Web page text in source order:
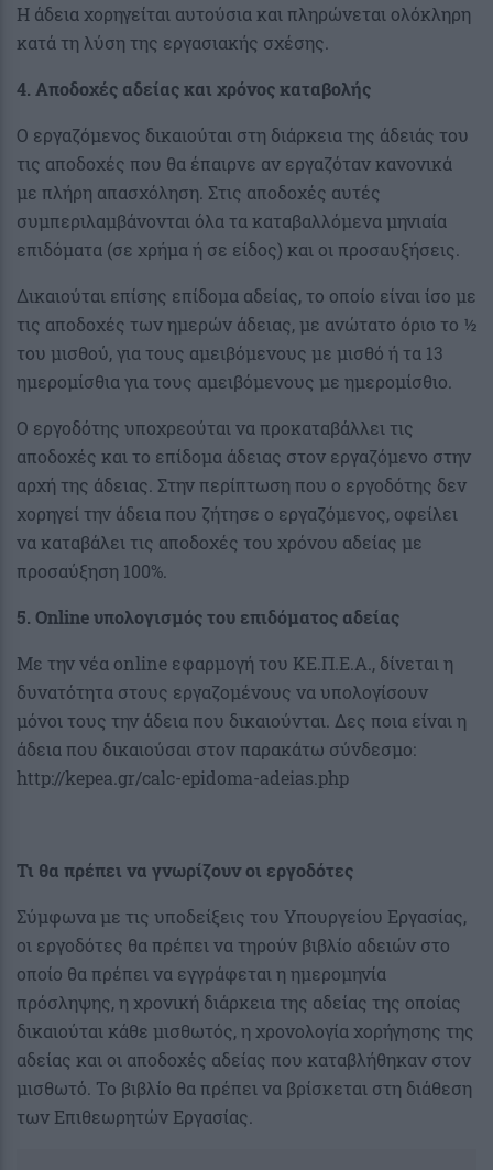
Η άδεια χορηγείται αυτούσια και πληρώνεται ολόκληρη
κατά τη λύση της εργασιακής σχέσης.
4. Αποδοχές αδείας και χρόνος καταβολής
Ο εργαζόμενος δικαιούται στη διάρκεια της άδειάς του
τις αποδοχές που θα έπαιρνε αν εργαζόταν κανονικά
με πλήρη απασχόληση. Στις αποδοχές αυτές
συμπεριλαμβάνονται όλα τα καταβαλλόμενα μηνιαία
επιδόματα (σε χρήμα ή σε είδος) και οι προσαυξήσεις.
Δικαιούται επίσης επίδομα αδείας, το οποίο είναι ίσο με
τις αποδοχές των ημερών άδειας, με ανώτατο όριο το ½
του μισθού, για τους αμειβόμενους με μισθό ή τα 13
ημερομίσθια για τους αμειβόμενους με ημερομίσθιο.
Ο εργοδότης υποχρεούται να προκαταβάλλει τις
αποδοχές και το επίδομα άδειας στον εργαζόμενο στην
αρχή της άδειας. Στην περίπτωση που ο εργοδότης δεν
χορηγεί την άδεια που ζήτησε ο εργαζόμενος, οφείλει
να καταβάλει τις αποδοχές του χρόνου αδείας με
προσαύξηση 100%.
5. Οnline υπολογισμός του επιδόματος αδείας
Με την νέα online εφαρμογή του ΚΕ.Π.Ε.Α., δίνεται η
δυνατότητα στους εργαζομένους να υπολογίσουν
μόνοι τους την άδεια που δικαιούνται. Δες ποια είναι η
άδεια που δικαιούσαι στον παρακάτω σύνδεσμο:
http://kepea.gr/calc-epidoma-adeias.php
Τι θα πρέπει να γνωρίζουν οι εργοδότες
Σύμφωνα με τις υποδείξεις του Υπουργείου Εργασίας,
οι εργοδότες θα πρέπει να τηρούν βιβλίο αδειών στο
οποίο θα πρέπει να εγγράφεται η ημερομηνία
πρόσληψης, η χρονική διάρκεια της αδείας της οποίας
δικαιούται κάθε μισθωτός, η χρονολογία χορήγησης της
αδείας και οι αποδοχές αδείας που καταβλήθηκαν στον
μισθωτό. Το βιβλίο θα πρέπει να βρίσκεται στη διάθεση
των Επιθεωρητών Εργασίας.